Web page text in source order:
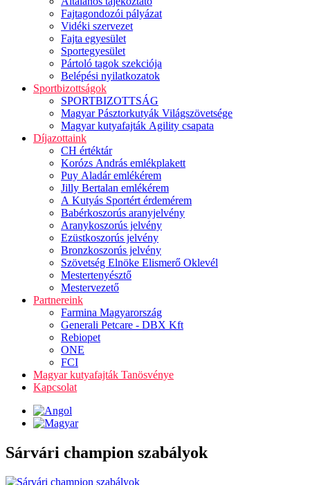
Fajtagondozói pályázat
Vidéki szervezet
Fajta egyesület
Sportegyesület
Pártoló tagok szekciója
Belépési nyilatkozatok
Sportbizottságok
SPORTBIZOTTSÁG
Magyar Pásztorkutyák Világszövetsége
Magyar kutyafajták Agility csapata
Díjazottaink
CH értéktár
Korózs András emlékplakett
Puy Aladár emlékérem
Jilly Bertalan emlékérem
A Kutyás Sportért érdemérem
Babérkoszorús aranyjelvény
Aranykoszorús jelvény
Ezüstkoszorús jelvény
Bronzkoszorús jelvény
Szövetség Elnöke Elismerő Oklevél
Mestertenyésztő
Mestervezető
Partnereink
Farmina Magyarország
Generali Petcare - DBX Kft
Rebiopet
ONE
FCI
Magyar kutyafajták Tanösvénye
Kapcsolat
Sárvári champion szabályok